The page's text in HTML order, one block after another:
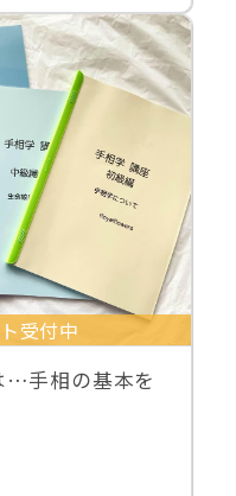
受付中
…手相の基本を